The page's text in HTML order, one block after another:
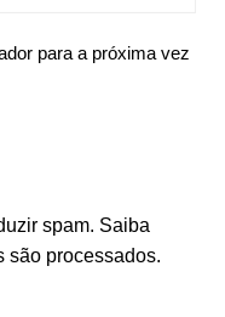
para a próxima vez
spam. Saiba
são processados.